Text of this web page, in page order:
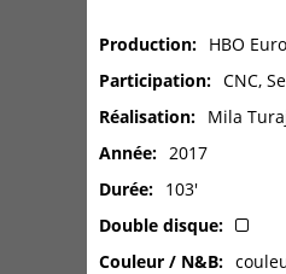
Production
HBO
Participation
CNC,
Réalisation
Mila
Année
2017
Durée
103'
Double disque
Couleur / N&B